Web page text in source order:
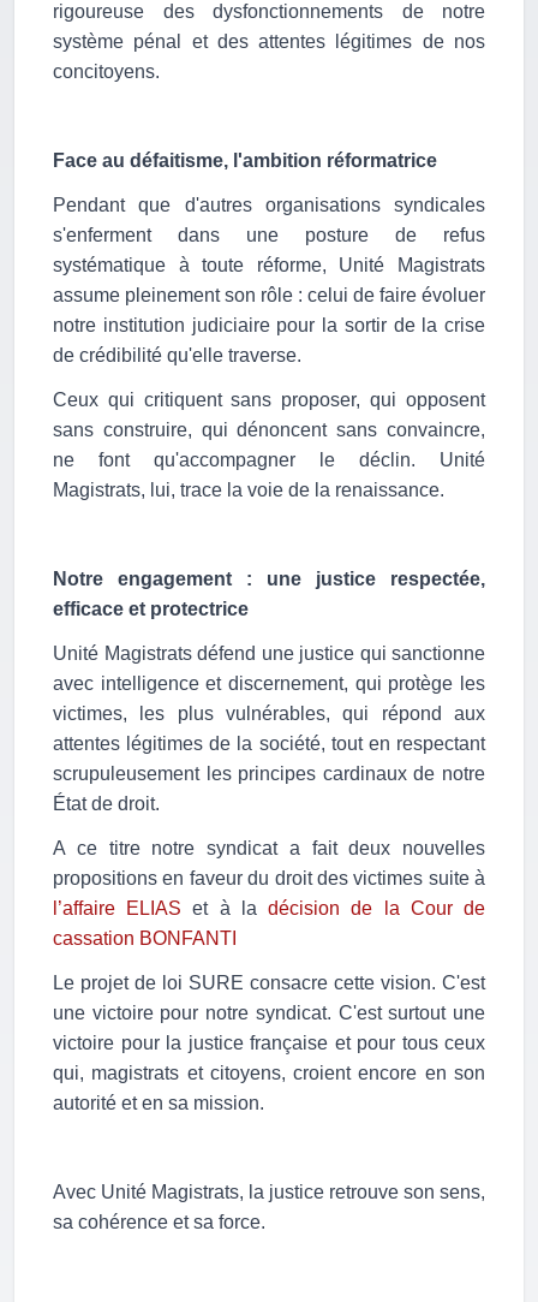
rigoureuse des dysfonctionnements de notre
système pénal et des attentes légitimes de nos
concitoyens.
Face au défaitisme, l'ambition réformatrice
Pendant que d'autres organisations syndicales
s'enferment dans une posture de refus
systématique à toute réforme, Unité Magistrats
assume pleinement son rôle : celui de faire évoluer
notre institution judiciaire pour la sortir de la crise
de crédibilité qu'elle traverse.
Ceux qui critiquent sans proposer, qui opposent
sans construire, qui dénoncent sans convaincre,
ne font qu'accompagner le déclin. Unité
Magistrats, lui, trace la voie de la renaissance.
Notre engagement : une justice respectée,
efficace et protectrice
Unité Magistrats défend une justice qui sanctionne
avec intelligence et discernement, qui protège les
victimes, les plus vulnérables, qui répond aux
attentes légitimes de la société, tout en respectant
scrupuleusement les principes cardinaux de notre
État de droit.
A ce titre notre syndicat a fait deux nouvelles
propositions en faveur du droit des victimes suite à
l’affaire ELIAS et à ladécision de la Cour de
cassation BONFANTI
Le projet de loi SURE consacre cette vision. C'est
une victoire pour notre syndicat. C'est surtout une
victoire pour la justice française et pour tous ceux
qui, magistrats et citoyens, croient encore en son
autorité et en sa mission.
Avec Unité Magistrats, la justice retrouve son sens,
sa cohérence et sa force.